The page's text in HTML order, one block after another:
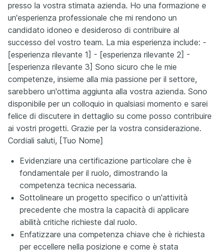
presso la vostra stimata azienda. Ho una formazione e
un'esperienza professionale che mi rendono un
candidato idoneo e desideroso di contribuire al
successo del vostro team. La mia esperienza include: -
[esperienza rilevante 1] - [esperienza rilevante 2] -
[esperienza rilevante 3] Sono sicuro che le mie
competenze, insieme alla mia passione per il settore,
sarebbero un'ottima aggiunta alla vostra azienda. Sono
disponibile per un colloquio in qualsiasi momento e sarei
felice di discutere in dettaglio su come posso contribuire
ai vostri progetti. Grazie per la vostra considerazione.
Cordiali saluti, [Tuo Nome]
Evidenziare una certificazione particolare che è
fondamentale per il ruolo, dimostrando la
competenza tecnica necessaria.
Sottolineare un progetto specifico o un'attività
precedente che mostra la capacità di applicare
abilità critiche richieste dal ruolo.
Enfatizzare una competenza chiave che è richiesta
per eccellere nella posizione e come è stata